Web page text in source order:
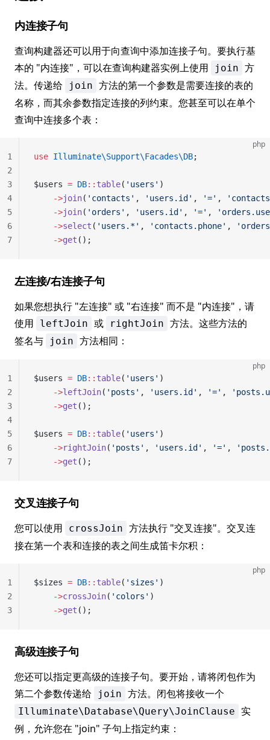
内连接子句
查询构建器还可以用于向查询中添加连接子句。要执行基
本的 "内连接"，可以在查询构建器实例上使用
join 方
法。传递给
join 方法的第一个参数是需要连接的表的
名称，而其余参数指定连接的列约束。您甚至可以在单个
查询中连接多个表：
php
use Illuminate\Support\Facades\DB;
$users = DB:: table( 'users' )
    ->
join( 'contacts' , 'users.id' , '=' ,
    ->
join( 'orders' , 'users.id' , '=' ,
    ->
select ( 'users.*' , 'contacts.phone' ,
    ->
get ();
1
2
3
4
5
6
7
左连接/右连接子句
如果您想执行 "左连接" 或 "右连接" 而不是 "内连接"，请
使用
leftJoin 或 rightJoin 方法。这些方法的
签名与
join 方法相同：
php
$users = DB:: table( 'users' )
    ->
leftJoin( 'posts' , 'users.id' , '=' ,
    ->
get ();
$users = DB:: table( 'users' )
    ->
rightJoin( 'posts' , 'users.id' , '=' ,
    ->
get ();
1
2
3
4
5
6
7
交叉连接子句
您可以使用 crossJoin 方法执行 "交叉连接"。交叉连
接在第一个表和连接的表之间生成笛卡尔积：
php
$sizes = DB:: table( 'sizes' )
    ->
crossJoin( 'colors' )
    ->
get ();
1
2
3
高级连接子句
您还可以指定更高级的连接子句。要开始，请将闭包作为
第二个参数传递给
join 方法。闭包将接收一个
Illuminate\Database\Query\JoinClause
实
例，允许您在 "join" 子句上指定约束：